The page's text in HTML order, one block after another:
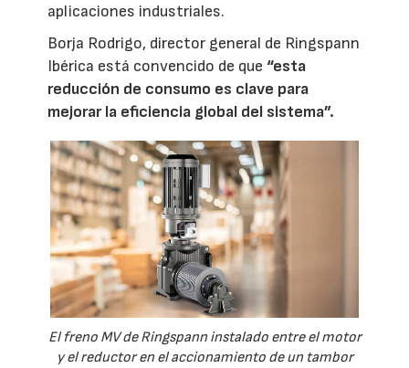
aplicaciones industriales.
Borja Rodrigo, director general de Ringspann
Ibérica está convencido de que “esta
reducción de consumo es clave para
mejorar la eficiencia global del sistema”.
El freno MV de Ringspann instalado entre el motor
y el reductor en el accionamiento de un tambor